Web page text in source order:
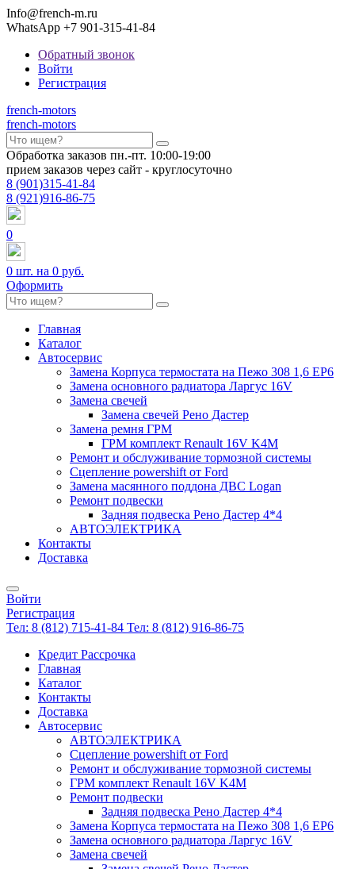
Info@french-m.ru
WhatsApp +7 901-315-41-84
Обратный звонок
Войти
Регистрация
french-motors
french-motors
Обработка заказов пн.-пт. 10:00-19:00
прием заказов через сайт - круглосуточно
8 (901)315-41-84
8 (921)916-86-75
0
0 шт. на 0 руб.
Оформить
Главная
Каталог
Автосервис
Замена Корпуса термостата на Пежо 308 1,6 EP6
Замена основного радиатора Ларгус 16V
Замена свечей
Замена свечей Рено Дастер
Замена ремня ГРМ
ГРМ комплект Renault 16V K4M
Ремонт и обслуживание тормозной системы
Сцепление powershift от Ford
Замена масянного поддона ДВС Logan
Ремонт подвески
Задняя подвеска Рено Дастер 4*4
АВТОЭЛЕКТРИКА
Контакты
Доставка
Войти
Регистрация
Тел: 8 (812) 715-41-84 Тел: 8 (812) 916-86-75
Кредит Рассрочка
Главная
Каталог
Контакты
Доставка
Автосервис
АВТОЭЛЕКТРИКА
Сцепление powershift от Ford
Ремонт и обслуживание тормозной системы
ГРМ комплект Renault 16V K4M
Ремонт подвески
Задняя подвеска Рено Дастер 4*4
Замена Корпуса термостата на Пежо 308 1,6 EP6
Замена основного радиатора Ларгус 16V
Замена свечей